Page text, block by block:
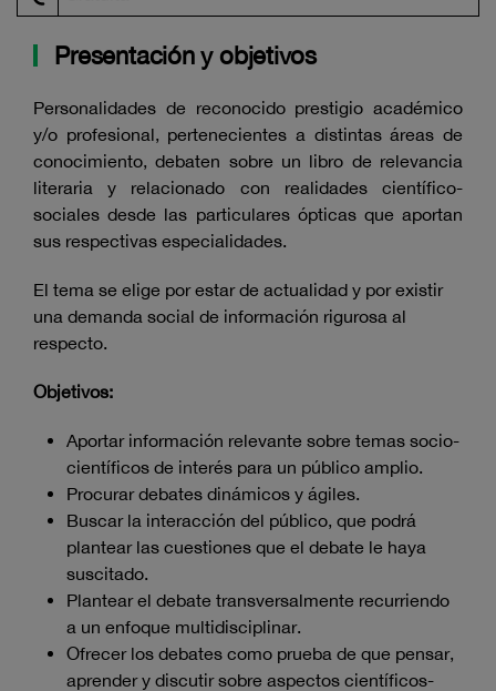
Presentación y objetivos
Personalidades de reconocido prestigio académico
y/o profesional, pertenecientes a distintas áreas de
conocimiento, debaten sobre un libro de relevancia
literaria y relacionado con realidades científico-
sociales desde las particulares ópticas que aportan
sus respectivas especialidades.
El tema se elige por estar de actualidad y por existir
una demanda social de información rigurosa al
respecto.
Objetivos:
Aportar información relevante sobre temas socio-
científicos de interés para un público amplio.
Procurar debates dinámicos y ágiles.
Buscar la interacción del público, que podrá
plantear las cuestiones que el debate le haya
suscitado.
Plantear el debate transversalmente recurriendo
a un enfoque multidisciplinar.
Ofrecer los debates como prueba de que pensar,
aprender y discutir sobre aspectos científicos-